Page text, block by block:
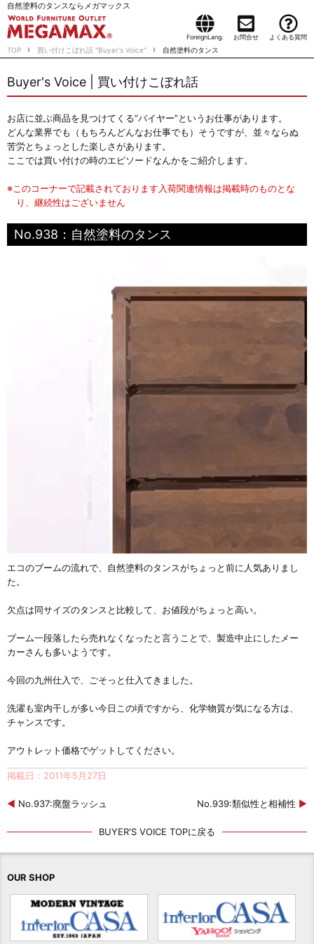
自然塗料のタンスならメガマックス
ForeignLang. お問合せ よくある質問
TOP 買い付けこぼれ話 "Buyer's Voice" 自然塗料のタンス
Buyer's Voice | 買い付けこぼれ話
お店に並ぶ商品を見つけてくる“バイヤー”というお仕事があります。
どんな業界でも（もちろんどんなお仕事でも）そうですが、並々ならぬ
苦労とちょっとした楽しさがあります。
ここでは買い付けの時のエピソードなんかをご紹介します。
※このコーナーで記載されております入荷関連情報は掲載時のものとな
り、継続性はございません
No.938：自然塗料のタンス
エコのブームの流れで、自然塗料のタンスがちょっと前に人気ありまし
た。
欠点は同サイズのタンスと比較して、お値段がちょっと高い。
ブーム一段落したら売れなくなったと言うことで、製造中止にしたメー
カーさんも多いようです。
今回の九州仕入で、ごそっと仕入てきました。
洗濯も室内干しが多い今日この頃ですから、化学物質が気になる方は、
チャンスです。
アウトレット価格でゲットしてください。
掲載日：2011年5月27日
◀ No.937:廃盤ラッシュ No.939:類似性と相補性 ▶
BUYER'S VOICE TOPに戻る
OUR SHOP